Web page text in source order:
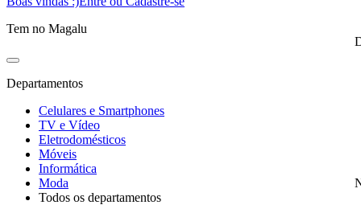
Tem no Magalu
Departamentos
Celulares e Smartphones
TV e Vídeo
Eletrodomésticos
Móveis
Informática
Moda
Todos os departamentos